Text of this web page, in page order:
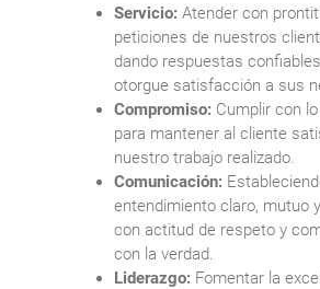
Servicio: Atender con
peticiones de nuestros
dando respuestas
otorgue satisfacción a sus
Compromiso: Cumplir con
para mantener al cliente
nuestro trabajo realizado.
Comunicación:
entendimiento claro, mutuo
con actitud de respeto y
con la verdad.
Liderazgo: Fomentar la